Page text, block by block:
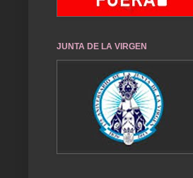
JUNTA DE LA VIRGEN